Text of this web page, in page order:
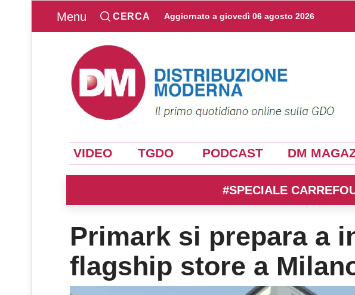
Menu CERCA Aggiornato a giovedì 06 agosto 2026
VIDEO TGDO PODCAST DM
#SPECIALE
Primark si prepara a
flagship store a